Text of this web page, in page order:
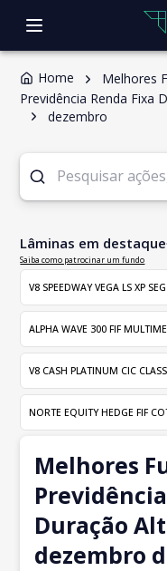
Home
Melhores
Previdência Renda Fixa
dezembro
Lâminas em destaque
Saiba como patrocinar um fundo
V8 SPEEDWAY VEGA LS XP
ALPHA WAVE 300 FIF
V8 CASH PLATINUM CIC
NORTE EQUITY HEDGE FIF
Melhores
Duração
dezembro